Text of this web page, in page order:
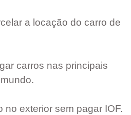
a locação do carro de
carros nas principais
no exterior sem pagar IOF.